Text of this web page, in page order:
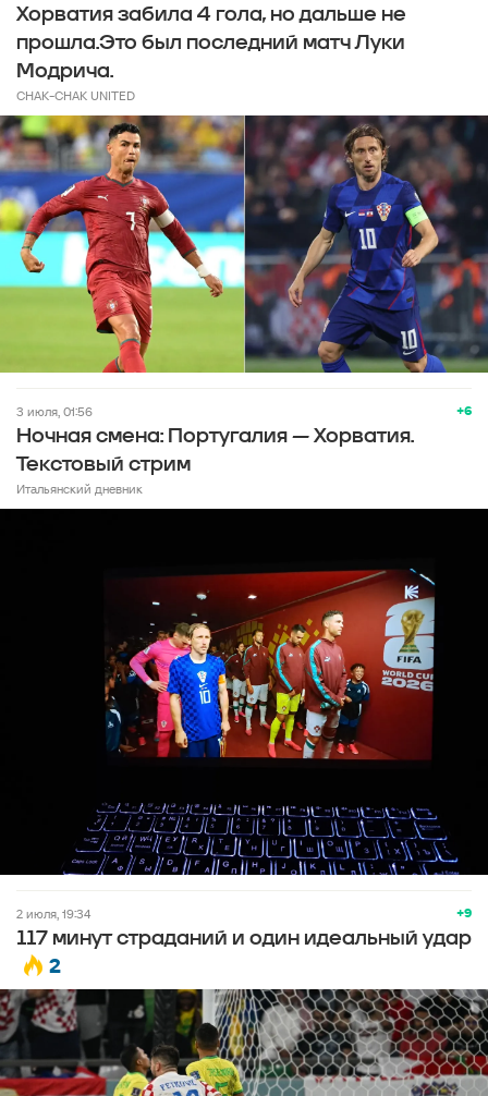
Хорватия забила 4 гола, но дальше не
прошла.Это был последний матч Луки
Модрича.
CHAK-CHAK UNITED
+6
3 июля, 01:56
Ночная смена: Португалия — Хорватия.
Текстовый стрим
Итальянский дневник
+9
2 июля, 19:34
117 минут страданий и один идеальный удар
2